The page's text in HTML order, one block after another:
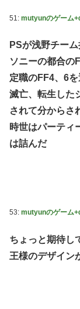
51: mutyunのゲーム
PSが浅野チー
ソニーの都合の
定職のFF4、6
滅亡、転生した
されて分からさ
時世はパーティ
は詰んだ
53: mutyunのゲーム
ちょっと期待し
王様のデザイン